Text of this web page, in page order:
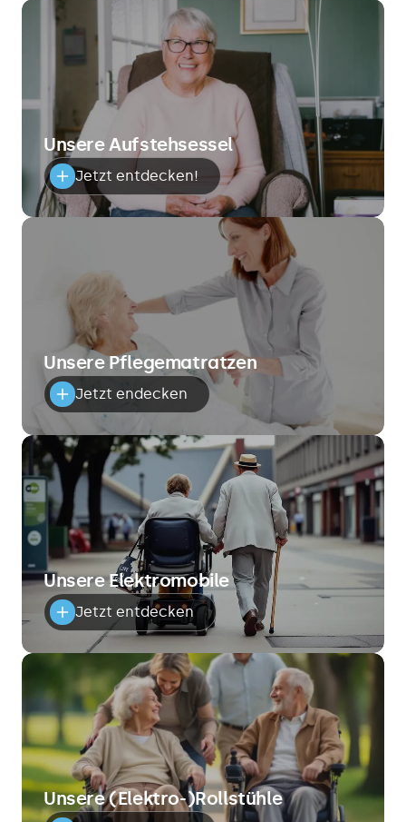
Unsere Aufstehsessel
Jetzt entdecken!
Unsere Pflegematratzen
Jetzt endecken
Unsere Elektromobile
Jetzt entdecken
Unsere (Elektro-)Rollstühle